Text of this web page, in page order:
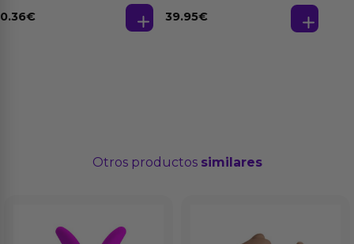
Base Agua 4 ml
0.36€ 39.95€
Otros productos similares